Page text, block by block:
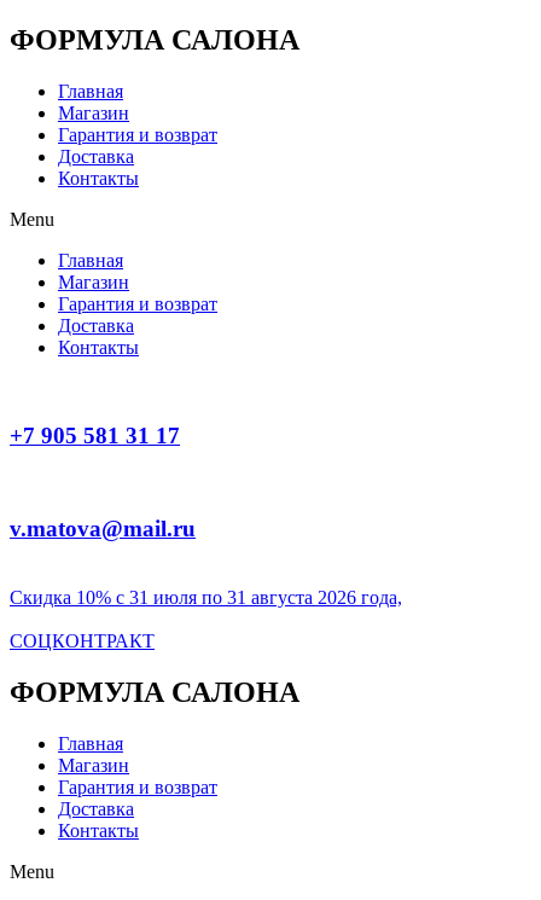
Перейти
к
ФОРМУЛА САЛОНА
Главная
Магазин
Гарантия и возврат
Доставка
Контакты
Menu
Главная
Магазин
Гарантия и возврат
Доставка
Контакты
+7 905 581 31 17
v.matova@mail.ru
Скидка 10% с 31 июля по 31 августа 2026 года,
СОЦКОНТРАКТ
ФОРМУЛА САЛОНА
Главная
Магазин
Гарантия и возврат
Доставка
Контакты
Menu